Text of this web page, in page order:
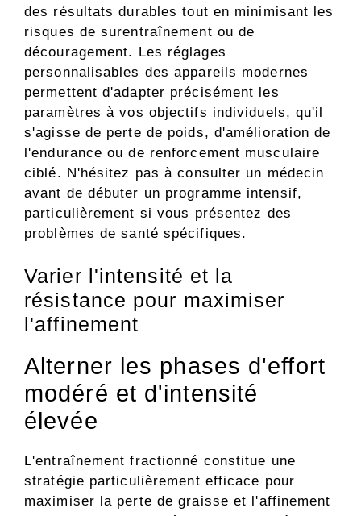
des résultats durables tout en minimisant les
risques de surentraînement ou de
découragement. Les réglages
personnalisables des appareils modernes
permettent d'adapter précisément les
paramètres à vos objectifs individuels, qu'il
s'agisse de perte de poids, d'amélioration de
l'endurance ou de renforcement musculaire
ciblé. N'hésitez pas à consulter un médecin
avant de débuter un programme intensif,
particulièrement si vous présentez des
problèmes de santé spécifiques.
Varier l'intensité et la
résistance pour maximiser
l'affinement
Alterner les phases d'effort
modéré et d'intensité
élevée
L'entraînement fractionné constitue une
stratégie particulièrement efficace pour
maximiser la perte de graisse et l'affinement